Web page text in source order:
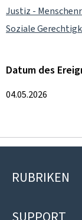
Justiz -
Soziale
Datum des
04.05.2026
Footer
RUBRIKEN